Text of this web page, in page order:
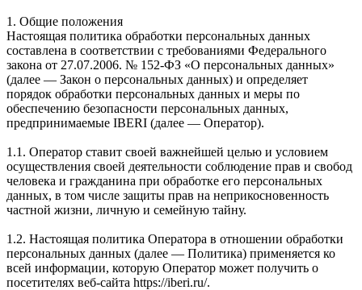
1. Общие положения
Настоящая политика обработки персональных данных
составлена в соответствии с требованиями Федерального
закона от 27.07.2006. № 152-ФЗ «О персональных данных»
(далее — Закон о персональных данных) и определяет
порядок обработки персональных данных и меры по
обеспечению безопасности персональных данных,
предпринимаемые IBERI (далее — Оператор).
1.1. Оператор ставит своей важнейшей целью и условием
осуществления своей деятельности соблюдение прав и свобод
человека и гражданина при обработке его персональных
данных, в том числе защиты прав на неприкосновенность
частной жизни, личную и семейную тайну.
1.2. Настоящая политика Оператора в отношении обработки
персональных данных (далее — Политика) применяется ко
всей информации, которую Оператор может получить о
посетителях веб-сайта https://iberi.ru/.